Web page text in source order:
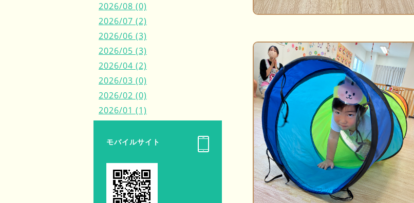
2026/08 (0)
2026/07 (2)
2026/06 (3)
2026/05 (3)
2026/04 (2)
2026/03 (0)
2026/02 (0)
2026/01 (1)
モバイルサイト